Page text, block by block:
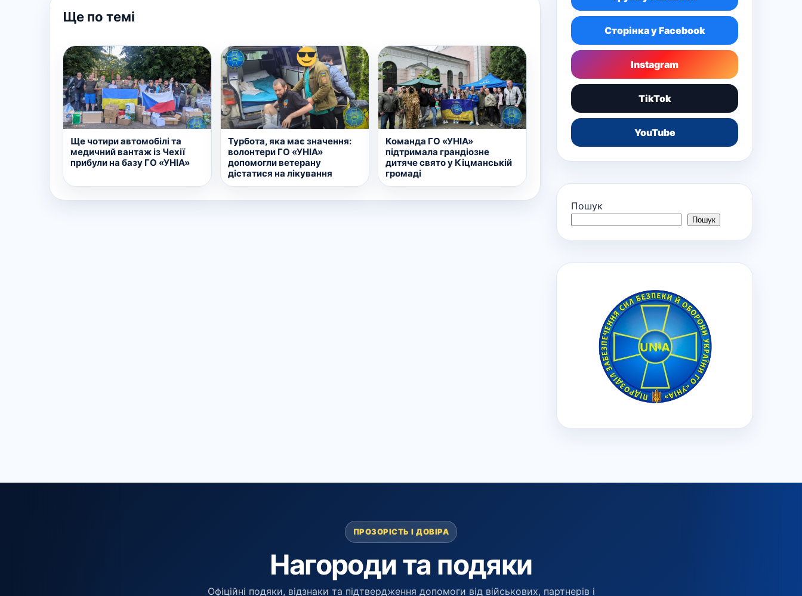
Ще по темі
Ще чотири автомобілі та
медичний вантаж із Чехії
прибули на базу ГО «УНІА»
Турбота, яка має значення:
волонтери ГО «УНІА»
допомогли ветерану
дістатися на лікування
Команда ГО «УНІА»
підтримала грандіозне
дитяче свято у Кіцманській
громаді
Сторінка у Facebook
Instagram
TikTok
YouTube
Пошук
Пошук
ПРОЗОРІСТЬ І ДОВІРА
Нагороди та подяки
Офіційні подяки, відзнаки та підтвердження допомоги від військових, партнерів і